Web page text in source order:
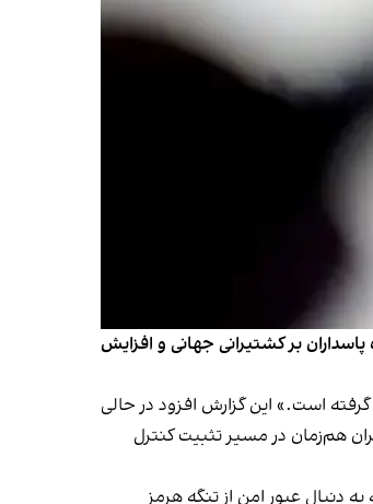
بر کشتیرانی جهانی و افزایش
است.» این گزارش افزود در حالی
هم‌زمان در مسیر تثبیت کنترل
دنبال عبور امن از تنگه هرمز